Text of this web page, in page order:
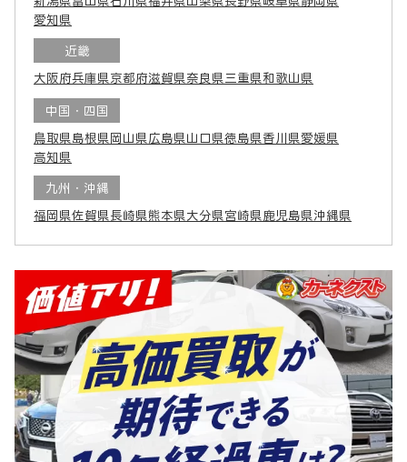
愛知県
近畿
大阪府兵庫県京都府滋賀県奈良県 三重県和歌山県
中国・四国
鳥取県島根県岡山県広島県山口県徳島県香川県愛媛県
高知県
九州・沖縄
福岡県佐賀県長崎県熊本県大分県宮崎県鹿児島県沖縄県